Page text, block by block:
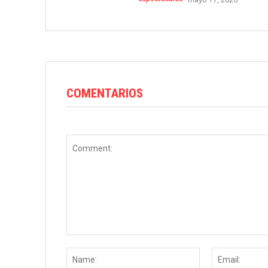
COMENTARIOS